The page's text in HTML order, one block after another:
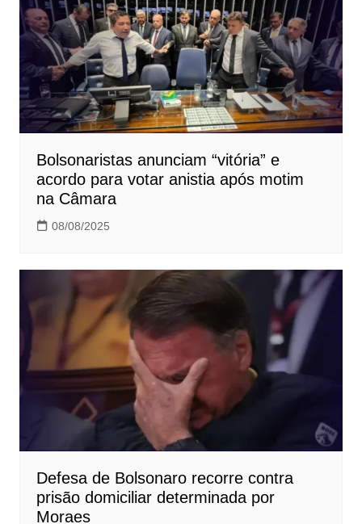
Bolsonaristas anunciam “vitória” e
acordo para votar anistia após motim
na Câmara
08/08/2025
Defesa de Bolsonaro recorre contra
prisão domiciliar determinada por
Moraes